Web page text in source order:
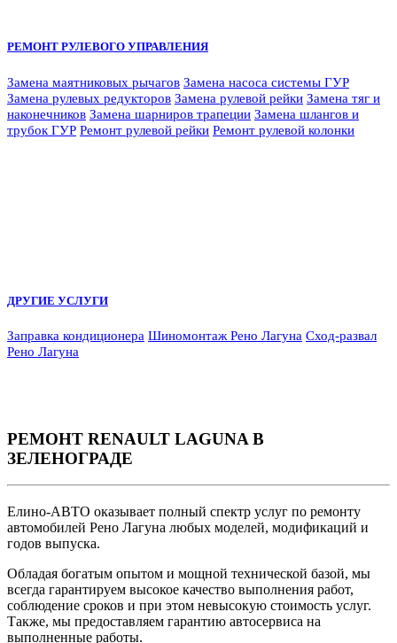
РЕМОНТ РУЛЕВОГО УПРАВЛЕНИЯ
Замена маятниковых рычагов Замена насоса системы ГУР
Замена рулевых редукторов Замена рулевой рейки Замена тяг и
наконечников Замена шарниров трапеции Замена шлангов и
трубок ГУР Ремонт рулевой рейки Ремонт рулевой колонки
ДРУГИЕ УСЛУГИ
Заправка кондиционера Шиномонтаж Рено Лагуна Сход-развал
Рено Лагуна
РЕМОНТ RENAULT LAGUNA В
ЗЕЛЕНОГРАДЕ
Елино-АВТО оказывает полный спектр услуг по ремонту
автомобилей Рено Лагуна любых моделей, модификаций и
годов выпуска.
Обладая богатым опытом и мощной технической базой, мы
всегда гарантируем высокое качество выполнения работ,
соблюдение сроков и при этом невысокую стоимость услуг.
Также, мы предоставляем гарантию автосервиса на
выполненные работы.